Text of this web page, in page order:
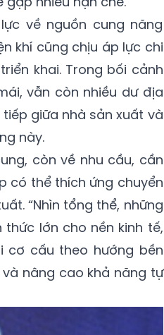
về nguồn cung năng
khí cũng chịu áp lực chi
khai. Trong bối cảnh
vẫn còn nhiều dư địa
giữa nhà sản xuất và
này.
còn về nhu cầu, cần
có thể thích ứng chuyển
“Nhìn tổng thể, những
lớn cho nền kinh tế,
cơ cấu theo hướng bền
nâng cao khả năng tự